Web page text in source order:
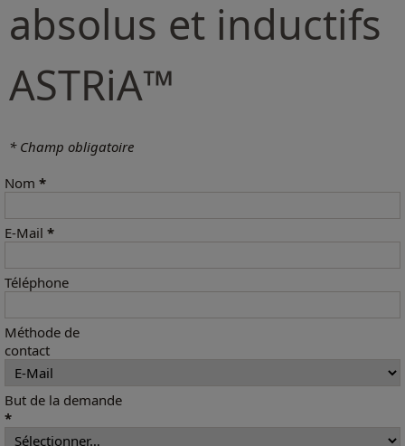
absolus et inductifs
ASTRiA™
* Champ obligatoire
Nom *
E-Mail *
Téléphone
Méthode de
contact
But de la demande
*